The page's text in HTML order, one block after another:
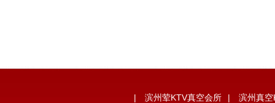
| 滨州荤KTV真空会所 | 滨州真